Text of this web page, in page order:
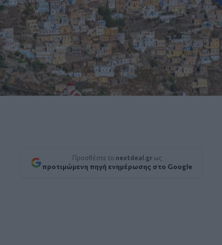
Προσθέστε το nextdeal.gr ως
προτιμώμενη πηγή ενημέρωσης στο Google